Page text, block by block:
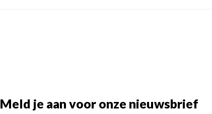
Meld je aan voor onze nieuwsbrief